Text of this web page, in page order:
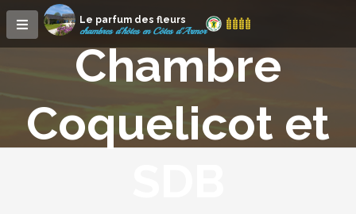
Le parfum des fleurs
chambres d'hôtes en Côtes d'Armor
Chambre
Coquelicot et